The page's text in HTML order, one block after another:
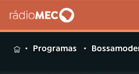
MENUProgramas